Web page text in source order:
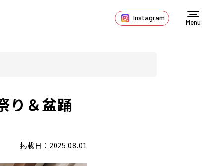
Instagram
Menu
り＆盆踊
掲載日：2025.08.01